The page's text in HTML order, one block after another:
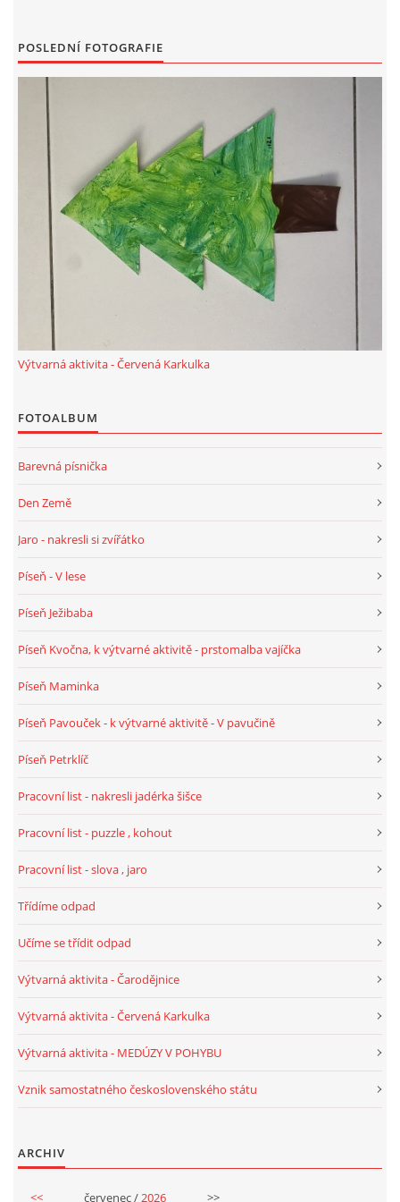
SMYSLOVÁ AKTIVITA
MONTESSORI AKTIVITA
JÓGOVÉ CVIČENÍ, TYPY, RADY, RECENZE
KALENDÁŘ PRO DĚTI
STÁTNÍ SVÁTKY
SVATÝ VÁCLAV
DUŠIČKY
SVATÁ KATEŘINA 25.LISTOPADU
MIKULÁŠ, ČERTI
VELIKONOCE
KREATIVNÍ OVOCNÉ A ZELENINOVÉ MLSÁNÍ
RECENZE NA HRAČKY
VÁNOČNÍ TVOŘENÍ
POSLEDNÍ FOTOGRAFIE
Výtvarná aktivita - Červená Karkulka
FOTOALBUM
Barevná písnička
Den Země
Jaro - nakresli si zvířátko
Píseň - V lese
Píseň Ježibaba
Píseň Kvočna, k výtvarné aktivitě - prstomalba vajíčka
Píseň Maminka
Píseň Pavouček - k výtvarné aktivitě - V pavučině
Píseň Petrklíč
Pracovní list - nakresli jadérka šišce
Pracovní list - puzzle , kohout
Pracovní list - slova , jaro
Třídíme odpad
Učíme se třídit odpad
Výtvarná aktivita - Čarodějnice
Výtvarná aktivita - Červená Karkulka
Výtvarná aktivita - MEDÚZY V POHYBU
Vznik samostatného československého státu
ARCHIV
<< červenec /2026 >>